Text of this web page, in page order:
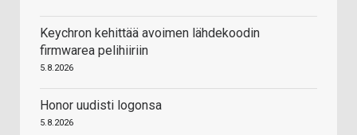
Keychron kehittää avoimen lähdekoodin
firmwarea pelihiiriin
5.8.2026
Honor uudisti logonsa
5.8.2026